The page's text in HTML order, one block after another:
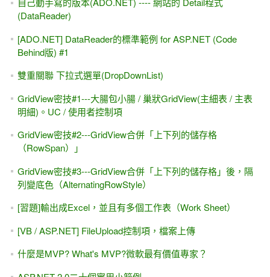
[AI教你寫程式]透過AI, Copilot能學會ASP.NET MVC嗎？30分
鐘試試看
[轉職,求職]我適合做 程式設計嗎？免費4小時實戰課程 看自
己適不適合? (Web後端)
[ASP.NET Core MVC] 三小時 初學者 快速入門 (也適用 .NET
6.0~8.0~10.0版 + VS2022 / VS2026)
ASP.NET 9.0 WebAPI - 消失的swagger ,改用OpenAPI 與
Scalar ,測試WebAPI的好工具
[ASP.NET MVC + WebAPI] JSON，採用新版System .Text.
Json命名空間
[ASP.NET WebAPI] Minimal API 最小化API - 第一節 (.NET
Core 6.0起 ~ 8.0, 9.0版)
[C# 超入門] .NET 現學現賣 最實用的程式入門教學 / 線上課
程 / 教學視頻
[.NET 8.0] 錯誤與解決
System.Globalization.CultureNotFoundException: 'Only the